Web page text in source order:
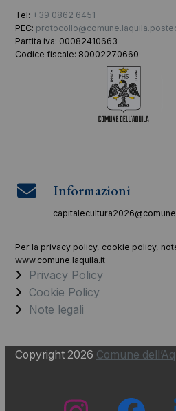
Tel: +39 0862 6451
PEC:
Partita iva: 00082410663
Codice fiscale: 80002270660
Informazioni
Per la privacy policy, cookie policy,
www.comune.laquila.it
Privacy Policy
Cookie Policy
Note legali
Copyright 2026 Comune